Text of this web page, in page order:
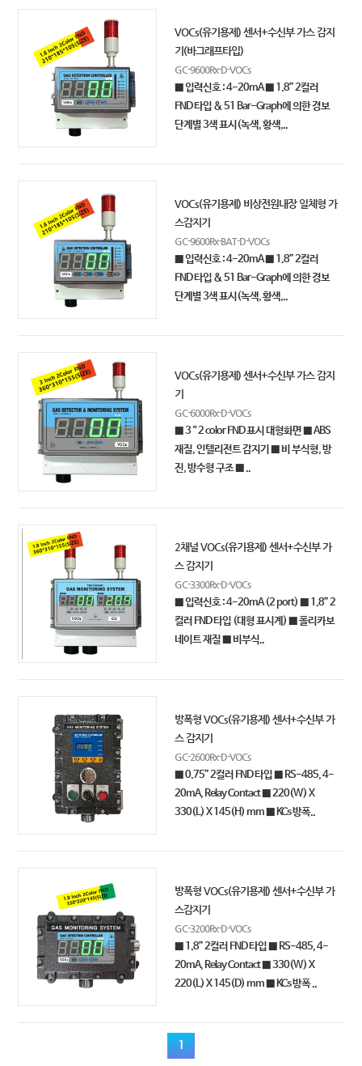
VOCs(유기용제) 센서+수신부 가스 감지
기(바그래프타입)
GC-9600Rx-D-VOCs
■ 입력신호 : 4-20mA ■ 1.8” 2컬러
FND 타입 & 51 Bar-Graph에 의한 경보
단계별 3색 표시(녹색, 황색,..
VOCs(유기용제) 비상전원내장 일체형 가
스감지기
GC-9600Rx-BAT-D-VOCs
■ 입력신호 : 4-20mA ■ 1.8” 2컬러
FND 타입 & 51 Bar-Graph에 의한 경보
단계별 3색 표시(녹색, 황색,..
VOCs(유기용제) 센서+수신부 가스 감지
기
GC-6000Rx-D-VOCs
■ 3 “ 2 color FND 표시 대형화면 ■ ABS
재질, 인텔리전트 감지기 ■ 비 부식형, 방
진, 방수형 구조 ■ ..
2채널 VOCs(유기용제) 센서+수신부 가
스 감지기
GC-3300Rx-D-VOCs
■ 입력신호 : 4-20mA (2 port) ■ 1.8” 2
컬러 FND 타입 (대형 표시계) ■ 폴리카보
네이트 재질 ■ 비부식..
방폭형 VOCs(유기용제) 센서+수신부 가
스 감지기
GC-2600Rx-D-VOCs
■ 0.75” 2컬러 FND 타입 ■ RS-485, 4-
20mA, Relay Contact ■ 220(W) X
330(L) X 145(H) mm ■ KCs 방폭..
방폭형 VOCs(유기용제) 센서+수신부 가
스감지기
GC-3200Rx-D-VOCs
■ 1.8” 2컬러 FND 타입 ■ RS-485, 4-
20mA, Relay Contact ■ 330(W) X
220(L) X 145(D) mm ■ KCs 방폭 ..
1